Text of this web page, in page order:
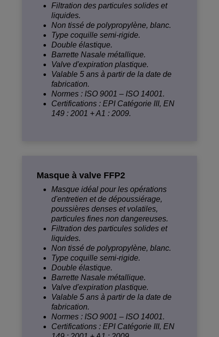
Filtration des particules solides et
liquides.
Non tissé de polypropylène, blanc.
Type coquille semi-rigide.
Double élastique.
Barrette Nasale métallique.
Valve d'expiration plastique.
Valable 5 ans à partir de la date de
fabrication.
Normes : ISO 9001 – ISO 14001.
Certifications : EPI Catégorie III, EN
149 : 2001 + A1 : 2009.
Masque à valve FFP2
Masque idéal pour les opérations
d'entretien et de dépoussiérage,
poussières denses et volatiles,
particules fines non dangereuses.
Filtration des particules solides et
liquides.
Non tissé de polypropylène, blanc.
Type coquille semi-rigide.
Double élastique.
Barrette Nasale métallique.
Valve d'expiration plastique.
Valable 5 ans à partir de la date de
fabrication.
Normes : ISO 9001 – ISO 14001.
Certifications : EPI Catégorie III, EN